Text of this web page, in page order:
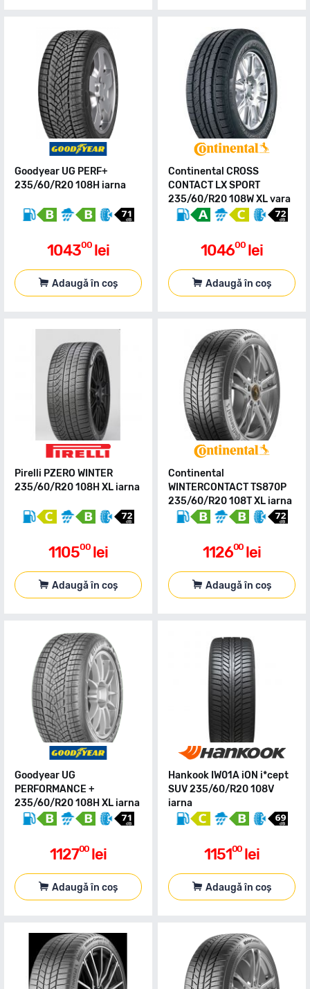
Goodyear UG PERF+
235/60/R20 108H iarna
104300 lei
Adaugă în coș
Continental CROSS
CONTACT LX SPORT
235/60/R20 108W XL vara
104600 lei
Adaugă în coș
Pirelli PZERO WINTER
235/60/R20 108H XL iarna
110500 lei
Adaugă în coș
Continental
WINTERCONTACT TS870P
235/60/R20 108T XL iarna
112600 lei
Adaugă în coș
Goodyear UG
PERFORMANCE +
235/60/R20 108H XL iarna
112700 lei
Adaugă în coș
Hankook IW01A iON i*cept
SUV 235/60/R20 108V
iarna
115100 lei
Adaugă în coș